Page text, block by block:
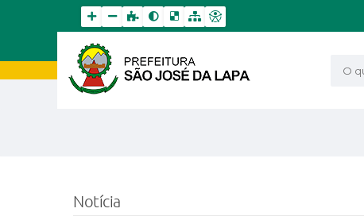
O
Notícia